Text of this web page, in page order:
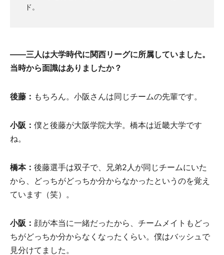
ド。
——三人は大学時代に関西リ ーグに所属していました。
当時から面識はありましたか？
後藤 ： もちろん。小阪さんは同じチームの先輩です。
小阪 ： 僕と後藤が大阪学院大学。橋本は近畿大学です
ね。
橋本： 後藤選手は双子で、兄弟2人が同じチームにいた
から、どっちがどっちか分からなかったというのを覚え
ています（笑）。
小阪 ： 顔が本当に一緒だったから、チームメイトもどっ
ちがどっちか分からなくなったくらい。僕はバッシュで
見分けてました。